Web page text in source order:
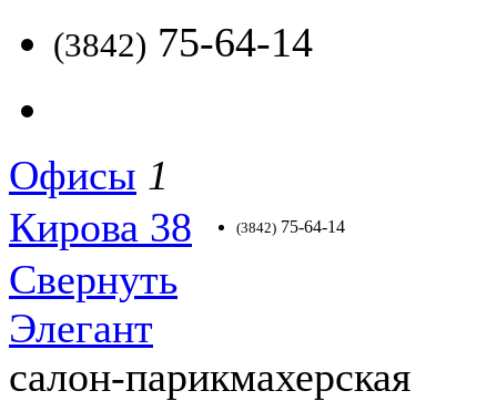
(3842) 75-64-14
Офисы 1
Кирова 38
(3842) 75-64-14
Свернуть
Элегант
салон-парикмахерская